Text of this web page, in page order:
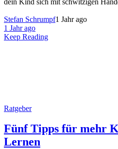
Stefan Schrumpf1 Jahr ago
1 Jahr ago
Keep Reading
Ratgeber
Fünf Tipps für mehr
Lernen